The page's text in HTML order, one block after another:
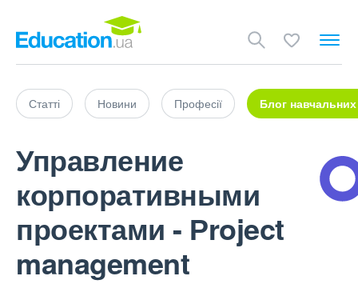
Статті Новини Професії Блог навчальних
Управление
корпоративными
проектами - Рroject
management